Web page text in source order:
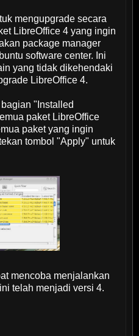
mengupgrade secara
LibreOffice 4 yang ingin
package manager
software center. Ini
yang tidak dikehendaki
LibreOffice 4.
"Installed
paket LibreOffice
paket yang ingin
tombol "Apply" untuk
mencoba menjalankan
telah menjadi versi 4.